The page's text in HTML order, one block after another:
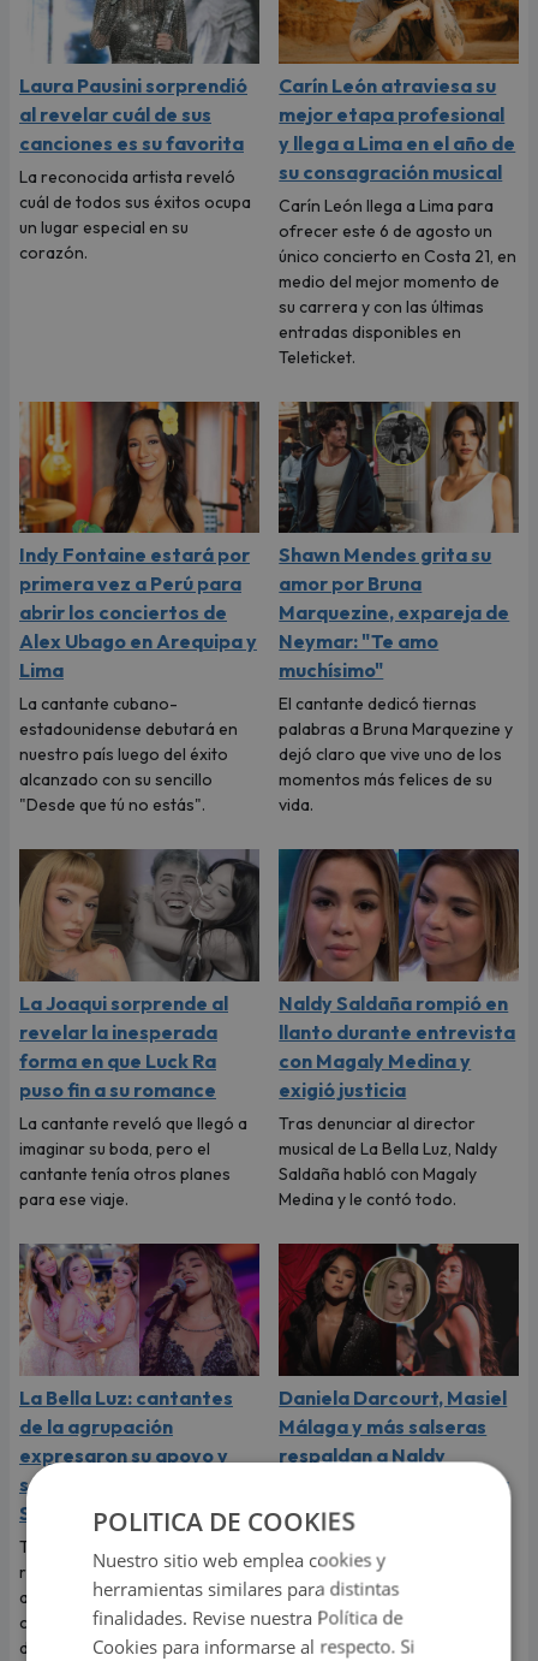
Laura Pausini sorprendió
al revelar cuál de sus
canciones es su favorita
La reconocida artista reveló
cuál de todos sus éxitos ocupa
un lugar especial en su
corazón.
Carín León atraviesa su
mejor etapa profesional
y llega a Lima en el año de
su consagración musical
Carín León llega a Lima para
ofrecer este 6 de agosto un
único concierto en Costa 21, en
medio del mejor momento de
su carrera y con las últimas
entradas disponibles en
Teleticket.
Indy Fontaine estará por
primera vez a Perú para
abrir los conciertos de
Alex Ubago en Arequipa y
Lima
La cantante cubano-
estadounidense debutará en
nuestro país luego del éxito
alcanzado con su sencillo
"Desde que tú no estás".
Shawn Mendes grita su
amor por Bruna
Marquezine, expareja de
Neymar: "Te amo
muchísimo"
El cantante dedicó tiernas
palabras a Bruna Marquezine y
dejó claro que vive uno de los
momentos más felices de su
vida.
La Joaqui sorprende al
revelar la inesperada
forma en que Luck Ra
puso fin a su romance
La cantante reveló que llegó a
imaginar su boda, pero el
cantante tenía otros planes
para ese viaje.
Naldy Saldaña rompió en
llanto durante entrevista
con Magaly Medina y
exigió justicia
Tras denunciar al director
musical de La Bella Luz, Naldy
Saldaña habló con Magaly
Medina y le contó todo.
La Bella Luz: cantantes
de la agrupación
expresaron su apoyo y
solidaridad con Naldy
Saldaña
Tras la fuerte denuncia que
realizó su excompañera y
amiga Naldy Saldaña, los
cantantes de La Bella Luz
decidieron expresarle su
Daniela Darcourt, Masiel
Málaga y más salseras
respaldan a Naldy
Saldaña tras su denuncia
Tras la denuncia de
reveló la cantante Naldy
Saldaña, las salseras se
pronunciaron y expresaron
apoyo a su colega musical.
POLITICA DE COOKIES
Nuestro sitio web emplea cookies y
herramientas similares para distintas
finalidades. Revise nuestra Política de
Cookies para informarse al respecto. Si